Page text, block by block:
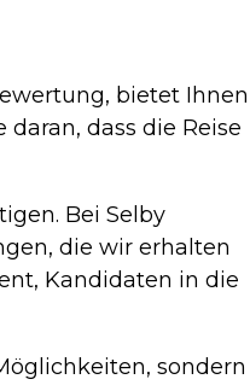
bietet Ihnen
dass die Reise
Bei Selby
die wir erhalten
Kandidaten in die
sondern